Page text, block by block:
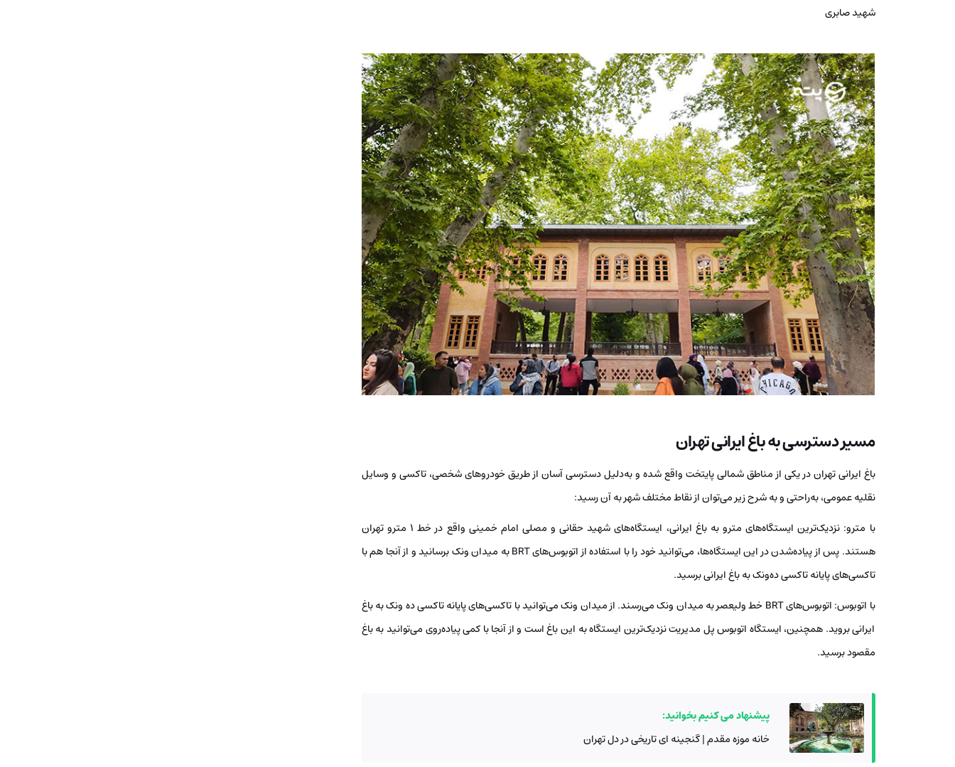
شهید صابری
مسیر دسترسی به باغ ایرانی تهران
باغ ایرانی تهران در یکی از مناطق شمالی پایتخت واقع شده و به‌دلیل دسترسی آسان از طریق خودروهای شخصی، تاکسی و وسایل
نقلیه عمومی، به‌راحتی و به شرح زیر می‌توان از نقاط مختلف شهر به آن رسید:
با مترو: نزدیک‌ترین ایستگاه‌های مترو به باغ ایرانی، ایستگاه‌های شهید حقانی و مصلی امام خمینی واقع در خط ۱ مترو تهران
هستند. پس از پیاده‌شدن در این ایستگاه‌ها، می‌توانید خود را با استفاده از اتوبوس‌های BRT به میدان ونک برسانید و از آنجا هم با
تاکسی‌های پایانه تاکسی ده‌ونک به باغ ایرانی برسید. ​
با اتوبوس: اتوبوس‌های BRT خط ولیعصر به میدان ونک می‌رسند. از میدان ونک می‌توانید با تاکسی‌های پایانه تاکسی ده ونک به باغ
ایرانی بروید. همچنین، ایستگاه اتوبوس پل مدیریت نزدیک‌ترین ایستگاه به این باغ است و از آنجا با کمی پیاده‌روی می‌توانید به باغ
مقصود برسید. ​
پیشنهاد می کنیم بخوانید:
خانه موزه مقدم | گنجینه ای تاریخی در دل تهران